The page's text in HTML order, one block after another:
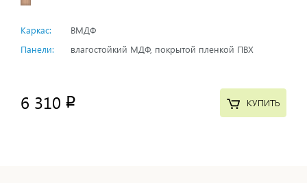
Каркас:
ВМДФ
Панели:
влагостойкий МДФ, покрытой пленкой ПВХ
6 310 p КУПИТЬ